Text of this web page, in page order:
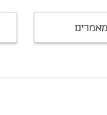
מאמרים